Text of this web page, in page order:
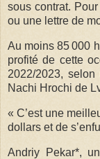
sous contrat.
ou une lettre de
Au moins 85 000
profité de cette
2022/2023,
Nachi Hrochi de
« C’est une
dollars et de
Andriy Pekar*,